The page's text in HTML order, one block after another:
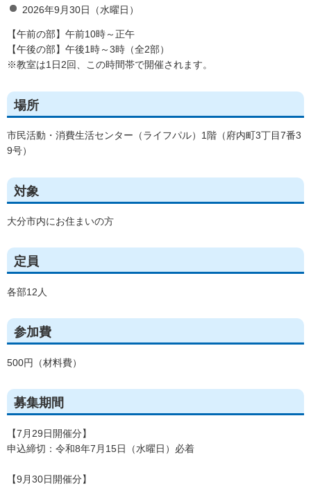
2026年9月30日（水曜日）
【午前の部】午前10時～正午
【午後の部】午後1時～3時（全2部）
※教室は1日2回、この時間帯で開催されます。
場所
市民活動・消費生活センター（ライフパル）1階（府内町3丁目7番3
9号）
対象
大分市内にお住まいの方
定員
各部12人
参加費
500円（材料費）
募集期間
【7月29日開催分】
申込締切：令和8年7月15日（水曜日）必着
【9月30日開催分】